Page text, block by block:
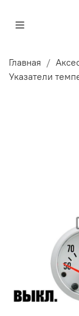
Главная
Указатели